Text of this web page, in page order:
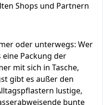
Shops und Partnern
oder unterwegs: Wer
Packung der
mit sich in Tasche,
gibt es außer den
lustige,
bunte